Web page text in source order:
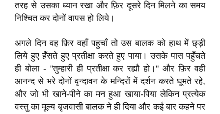
तरह से उसका ध्यान रखा और फ़िर दूसरे दिन मिलने का समय
निश्चित कर दोनों वापस हो लिये।
अगले दिन वह फ़िर वहाँ पहुचाँ तो उस बालक को हाथ में छ्ड़ी
लिये हुए हँसते हुए प्रतीक्षा करते हुए पाया। उसके पास पहुँचते
ही बोला - "तुम्हारी ही प्रतीक्षा कर रह्यौ हो।" और फ़िर वही
आनन्द से भरे दोनों वृन्दावन के मन्दिरों में दर्शन करते घूमते रहे,
और जो भी खाने-पीने का मन हुआ खाया-पिया लेकिन प्रत्येक
वस्तु का मूल्य बृजवासी बालक ने ही दिया और कई बार कहने पर